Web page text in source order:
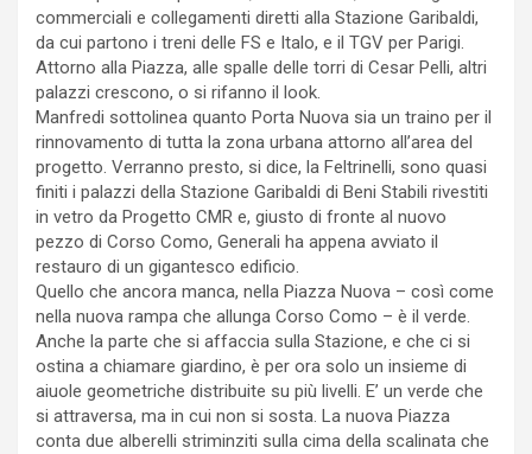
commerciali e collegamenti diretti alla Stazione Garibaldi,
da cui partono i treni delle FS e Italo, e il TGV per Parigi.
Attorno alla Piazza, alle spalle delle torri di Cesar Pelli, altri
palazzi crescono, o si rifanno il look.
Manfredi sottolinea quanto Porta Nuova sia un traino per il
rinnovamento di tutta la zona urbana attorno all’area del
progetto. Verranno presto, si dice, la Feltrinelli, sono quasi
finiti i palazzi della Stazione Garibaldi di Beni Stabili rivestiti
in vetro da Progetto CMR e, giusto di fronte al nuovo
pezzo di Corso Como, Generali ha appena avviato il
restauro di un gigantesco edificio.
Quello che ancora manca, nella Piazza Nuova – così come
nella nuova rampa che allunga Corso Como – è il verde.
Anche la parte che si affaccia sulla Stazione, e che ci si
ostina a chiamare giardino, è per ora solo un insieme di
aiuole geometriche distribuite su più livelli. E’ un verde che
si attraversa, ma in cui non si sosta. La nuova Piazza
conta due alberelli striminziti sulla cima della scalinata che